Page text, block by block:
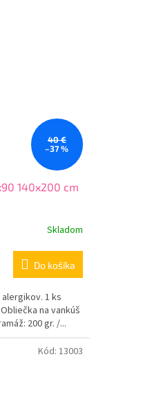
40 €
–37 %
140x200 cm
Skladom
Do košíka
1 ks
na vankúš
200 gr. /...
Kód: 13003